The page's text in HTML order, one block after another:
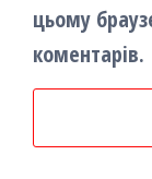
цьому
коментарів.